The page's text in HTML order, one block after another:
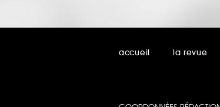
accueil la revue